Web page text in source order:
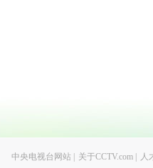
中央电视台网站 关于CCTV.com 人